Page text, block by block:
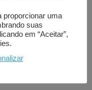
proporcionar uma
suas
em “Aceitar”,